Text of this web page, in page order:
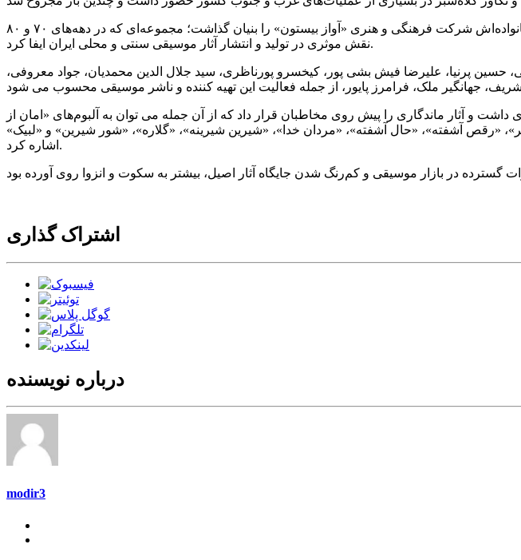
عزیزی پس از پایان جنگ، فعالیت خود را در عرصه فرهنگ و هنر متمرکز کرد و در سال ۱۳۶۸ با همکاری خانواده‌اش شرکت فرهنگی و هنری «آواز بیستون» را بنیان گذاشت؛ مجموعه‌ای که در دهه‌های ۷۰ و ۸۰
نقش موثری در تولید و انتشار آثار موسیقی سنتی و محلی ایران ایفا کرد.
حسین پرنیا، علیرضا فیش بشی پور، کیخسرو پورناظری، سید جلال الدین محمدیان، جواد معروفی،
و آثار ماندگاری را پیش روی مخاطبان قرار داد که از آن جمله می توان به آلبوم‌های «امان از
«رقص آشفته»، «حال آشفته»، «مردان خدا»، «شیرین شیرینه»، «گلاره»، «شور شیرین» و «لبیک»
اشاره کرد.
اشتراک گذاری
درباره نویسنده
modir3